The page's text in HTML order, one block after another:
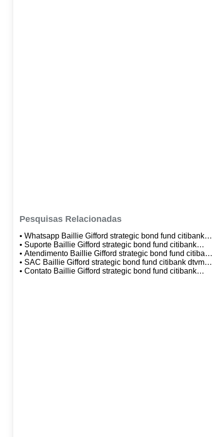
Pesquisas Relacionadas
• Whatsapp Baillie Gifford strategic bond fund citibank
dtvm s.a.
• Suporte Baillie Gifford strategic bond fund citibank
dtvm s.a.
• Atendimento Baillie Gifford strategic bond fund citibank
dtvm s.a.
• SAC Baillie Gifford strategic bond fund citibank dtvm
s.a.
• Contato Baillie Gifford strategic bond fund citibank